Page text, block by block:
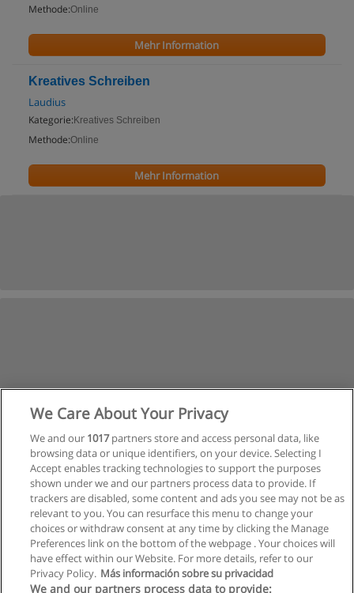
Methode:Online
Mehr Information
Kreatives Schreiben
Laudius
Kategorie: Kreatives Schreiben
Methode:Online
Mehr Information
Nächste
Seite1von2
We Care About Your Privacy
We and our 1017partners store and access personal data, like
browsing data or unique identifiers, on your device. Selecting I
Accept enables tracking technologies to support the purposes
shown under we and our partners process data to provide. If
trackers are disabled, some content and ads you see may not be as
relevant to you. You can resurface this menu to change your
choices or withdraw consent at any time by clicking the Manage
Preferences link on the bottom of the webpage . Your choices will
have effect within our Website. For more details, refer to our
Privacy Policy. Más información sobre su privacidad
We and our partners process data to provide: